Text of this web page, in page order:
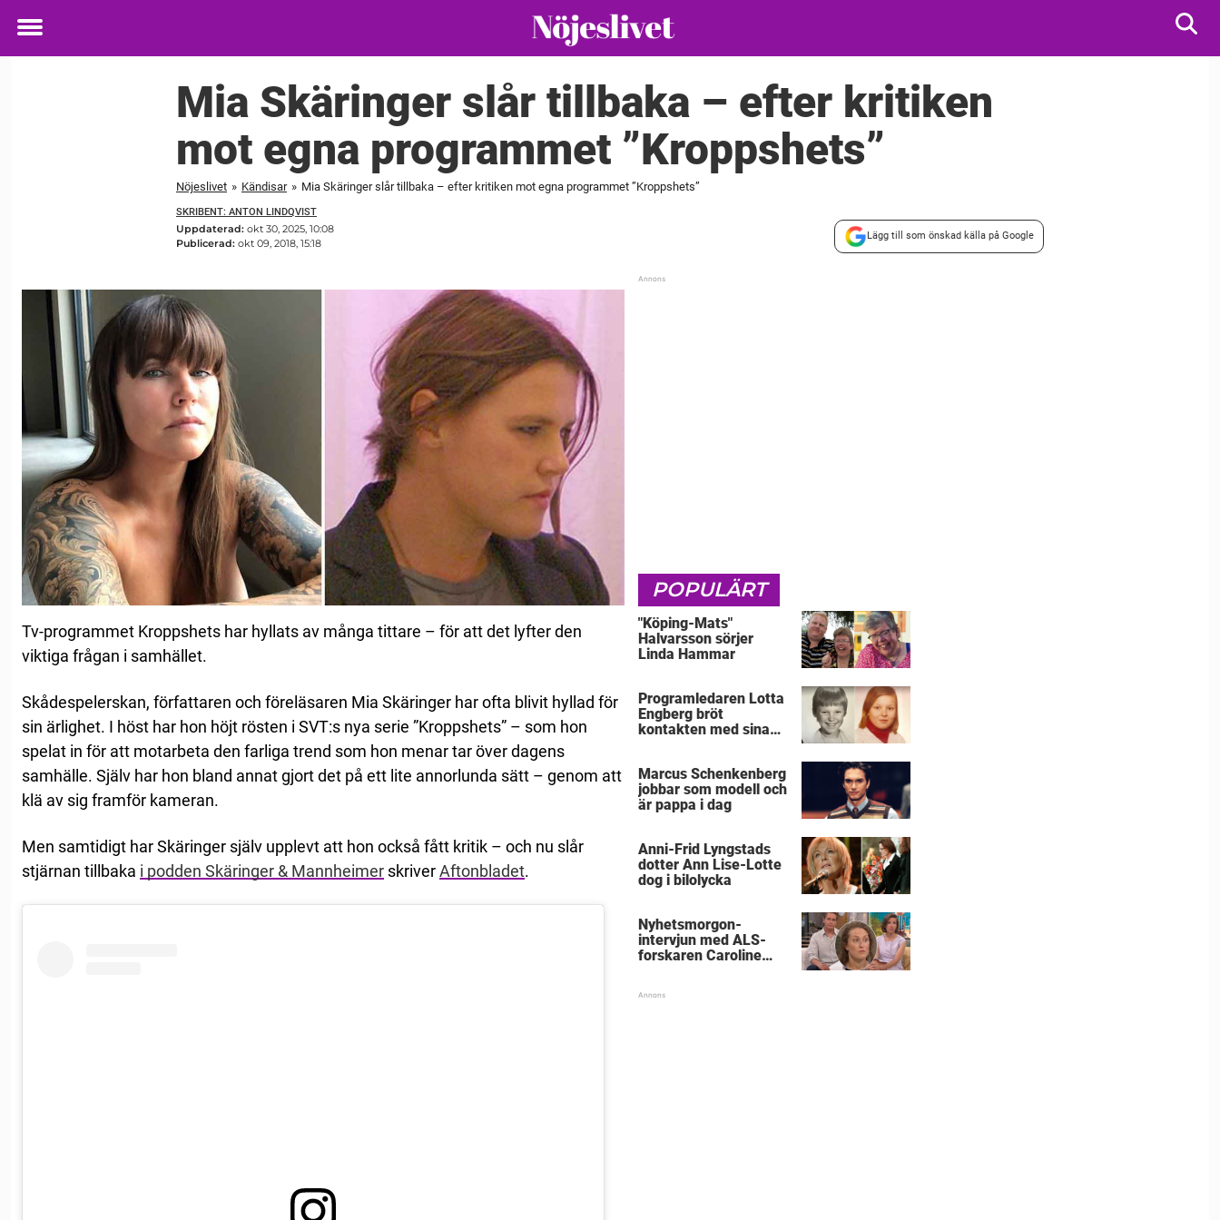
Toggle
Mia Skäringer slår tillbaka – efter kritiken
mot egna programmet ”Kroppshets”
Nöjeslivet » Kändisar » Mia Skäringer slår tillbaka – efter kritiken mot egna programmet ”Kroppshets”
SKRIBENT: ANTON LINDQVIST
Uppdaterad: okt 30, 2025, 10:08
Publicerad: okt 09, 2018, 15:18
Lägg till som önskad källa på Google
Tv-programmet Kroppshets har hyllats av många tittare – för att det lyfter den
viktiga frågan i samhället.
Skådespelerskan, författaren och föreläsaren Mia Skäringer har ofta blivit hyllad för
sin ärlighet. I höst har hon höjt rösten i SVT:s nya serie ”Kroppshets” – som hon
spelat in för att motarbeta den farliga trend som hon menar tar över dagens
samhälle. Själv har hon bland annat gjort det på ett lite annorlunda sätt – genom att
klä av sig framför kameran.
Men samtidigt har Skäringer själv upplevt att hon också fått kritik – och nu slår
stjärnan tillbaka i podden Skäringer & Mannheimer skriverAftonbladet.
POPULÄRT
"Köping-Mats"
Halvarsson sörjer
Linda Hammar
Programledaren Lotta
Engberg bröt
kontakten med sina
Marcus Schenkenberg
jobbar som modell och
är pappa i dag
Anni-Frid Lyngstads
dotter Ann Lise-Lotte
dog i bilolycka
Nyhetsmorgon-
intervjun med ALS-
forskaren Caroline